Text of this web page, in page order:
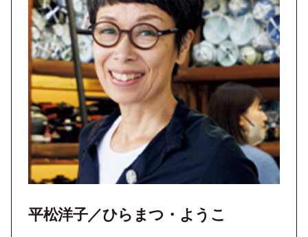
平松洋子／ひらまつ・ようこ